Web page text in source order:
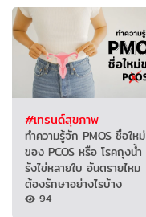
#เทรนด์สุขภาพ
ทำความรู้จัก PMOS ชื่อใหม่
ของ PCOS หรือ โรคถุงน้ำ
รังไข่หลายใบ อันตรายไหม
ต้องรักษาอย่างไรบ้าง
94